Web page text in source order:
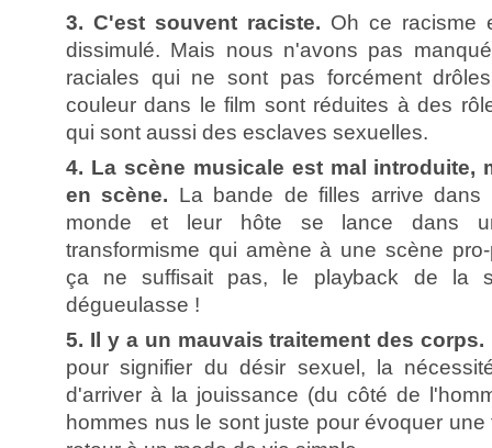
3. C'est souvent raciste. Oh ce racisme
dissimulé. Mais nous n'avons pas
raciales qui ne sont pas forcément
couleur dans le film sont réduites à des
qui sont aussi des esclaves sexuelles.
4. La scène musicale est mal introduite,
en scène. La bande de filles arrive dans
monde et leur hôte se lance dans
transformisme qui amène à une scène
ça ne suffisait pas, le playback de la
dégueulasse !
5. Il y a un mauvais traitement des corps.
pour signifier du désir sexuel, la
d'arriver à la jouissance (du côté de
hommes nus le sont juste pour évoquer